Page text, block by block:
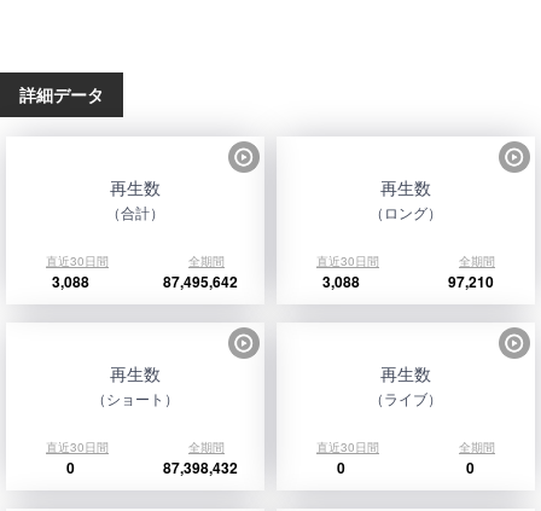
詳細データ
再生数
（合計）
直近30日間 全期間
3,088 87,495,642
再生数
（ロング）
直近30日間 全期間
3,088 97,210
再生数
（ショート）
直近30日間 全期間
0 87,398,432
再生数
（ライブ）
直近30日間 全期間
0 0